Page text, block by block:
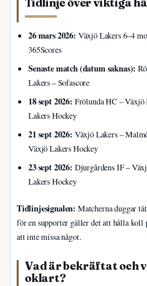
Tidlinje över viktiga
26 mars 2026: Växjö Lakers 6–4
365Scores
Senaste match (datum saknas):
Lakers – Sofascore
18 sept 2026: Frölunda HC – Växjö
Lakers Hockey
21 sept 2026: Växjö Lakers –
Växjö Lakers Hockey
23 sept 2026: Djurgårdens IF –
Lakers Hockey
Tidlinjesignalen: Matcherna duggar
för en supporter gäller det att hålla koll
att inte missa något.
Vad är bekräftat och
oklart?